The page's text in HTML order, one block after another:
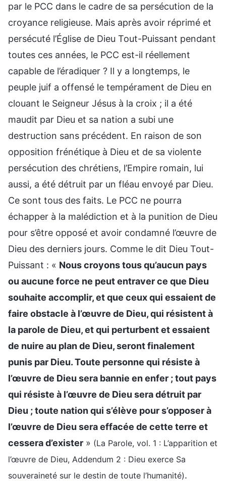
par le PCC dans le cadre de sa persécution de la
croyance religieuse. Mais après avoir réprimé et
persécuté l’Église de Dieu Tout-Puissant pendant
toutes ces années, le PCC est-il réellement
capable de l’éradiquer ? Il y a longtemps, le
peuple juif a offensé le tempérament de Dieu en
clouant le Seigneur Jésus à la croix ; il a été
maudit par Dieu et sa nation a subi une
destruction sans précédent. En raison de son
opposition frénétique à Dieu et de sa violente
persécution des chrétiens, l’Empire romain, lui
aussi, a été détruit par un fléau envoyé par Dieu.
Ce sont tous des faits. Le PCC ne pourra
échapper à la malédiction et à la punition de Dieu
pour s’être opposé et avoir condamné l’œuvre de
Dieu des derniers jours. Comme le dit Dieu Tout-
Puissant : « Nous croyons tous qu’aucun pays
ou aucune force ne peut entraver ce que Dieu
souhaite accomplir, et que ceux qui essaient de
faire obstacle à l’œuvre de Dieu, qui résistent à
la parole de Dieu, et qui perturbent et essaient
de nuire au plan de Dieu, seront finalement
punis par Dieu. Toute personne qui résiste à
l’œuvre de Dieu sera bannie en enfer ; tout pays
qui résiste à l’œuvre de Dieu sera détruit par
Dieu ; toute nation qui s’élève pour s’opposer à
l’œuvre de Dieu sera effacée de cette terre et
cessera d’exister » (La Parole, vol. 1 : L’apparition et
l’œuvre de Dieu, Addendum 2 : Dieu exerce Sa
souveraineté sur le destin de toute l’humanité).